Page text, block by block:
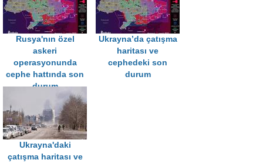
Rusya'nın özel
askeri
operasyonunda
cephe hattında son
durum
Ukrayna’da çatışma
haritası ve
cephedeki son
durum
Ukrayna'daki
çatışma haritası ve